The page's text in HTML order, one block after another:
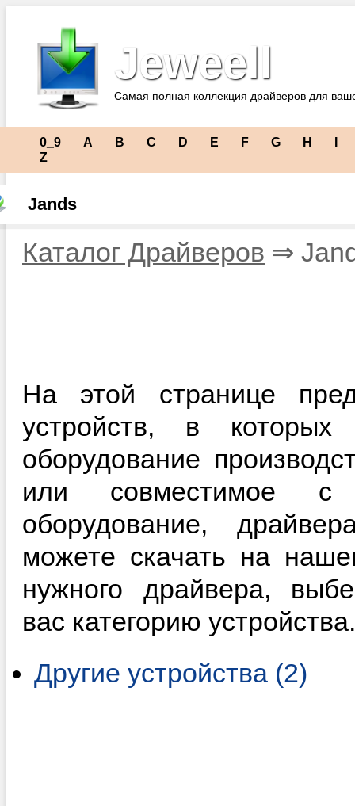
Jeweell
Самая полная коллекция драйверов для
0_9 A B C D E F G H
Z
Jands
Каталог Драйверов ⇒
На этой странице
устройств, в
оборудование
или совместимое с
оборудование,
можете скачать на
нужного драйвера,
вас категорию устройства.
Другие устройства (2)